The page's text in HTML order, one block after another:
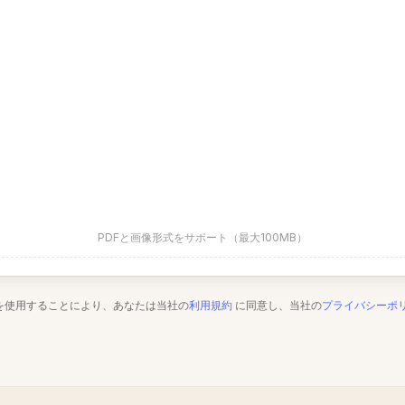
PDFと画像形式をサポート（最大100MB）
使用することにより、あなたは当社の利用規約 に同意し、当社のプライバシーポ